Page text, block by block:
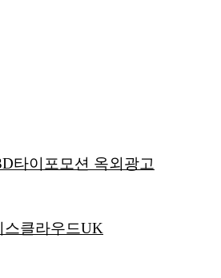
타이포모션 옥외광고
스클라우드UK